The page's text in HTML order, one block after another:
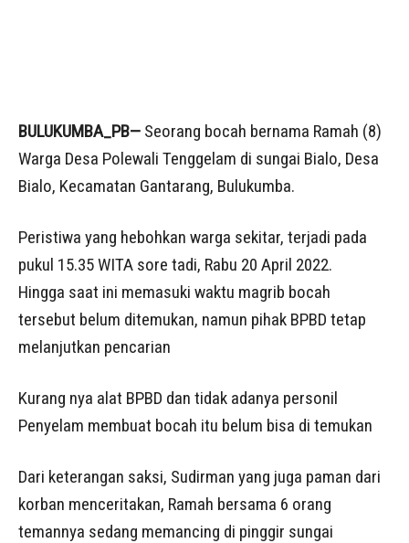
BULUKUMBA_PB— Seorang bocah bernama Ramah (8)
Warga Desa Polewali Tenggelam di sungai Bialo, Desa
Bialo, Kecamatan Gantarang, Bulukumba.
Peristiwa yang hebohkan warga sekitar, terjadi pada
pukul 15.35 WITA sore tadi, Rabu 20 April 2022.
Hingga saat ini memasuki waktu magrib bocah
tersebut belum ditemukan, namun pihak BPBD tetap
melanjutkan pencarian
Kurang nya alat BPBD dan tidak adanya personil
Penyelam membuat bocah itu belum bisa di temukan
Dari keterangan saksi, Sudirman yang juga paman dari
korban menceritakan, Ramah bersama 6 orang
temannya sedang memancing di pinggir sungai